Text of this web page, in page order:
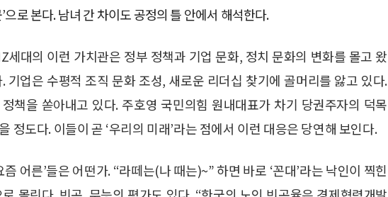
으로 본다. 남녀 간 차이도 공정의 틀 안에서 해석한다.
세대의 이런 가치관은 정부 정책과 기업 문화, 정치 문화의 변화를 몰고 왔
기업은 수평적 조직 문화 조성, 새로운 리더십 찾기에 골머리를 앓고 있다.
책을 쏟아내고 있다. 주호영 국민의힘 원내대표가 차기 당권주자의 덕목
정도다. 이들이 곧 ‘우리의 미래’라는 점에서 이런 대응은 당연해 보인다.
어른’들은 어떤가. “라떼는(나 때는)~” 하면 바로 ‘꼰대’라는 낙인이 찍힌